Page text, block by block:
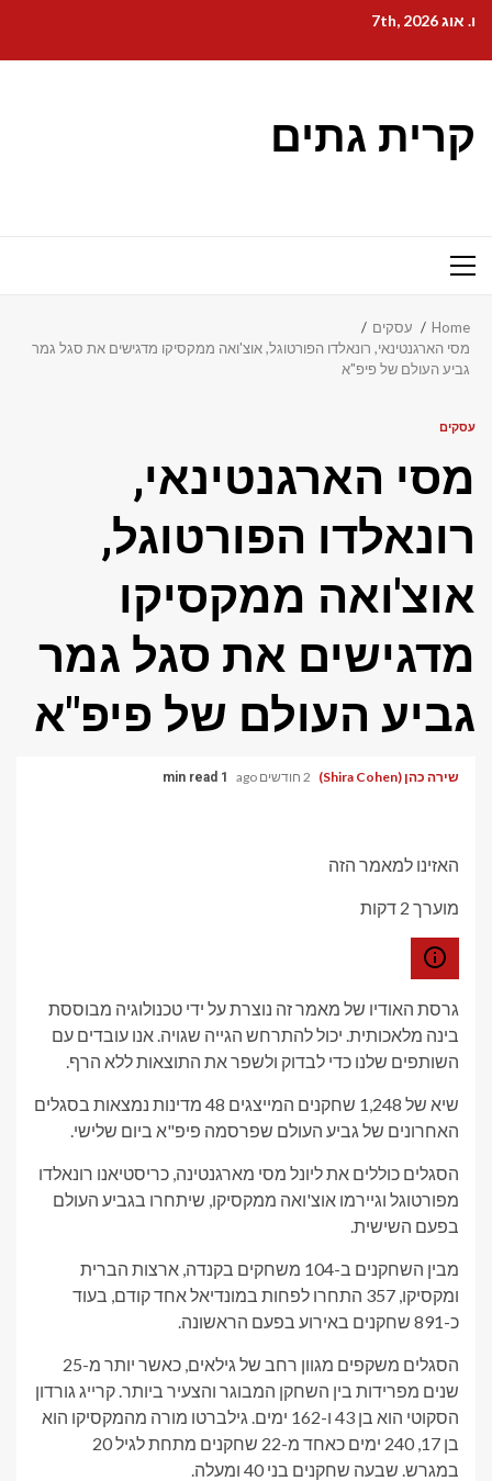
content
ו. אוג 7th, 2026
קרית גתים
Primary
Home
עסקים
מסי הארגנטינאי, רונאלדו הפורטוגל, אוצ'ואה ממקסיקו מדגישים את סגל גמר
גביע העולם של פיפ"א
עסקים
מסי הארגנטינאי,
רונאלדו הפורטוגל,
אוצ'ואה ממקסיקו
מדגישים את סגל גמר
גביע העולם של פיפ"א
שירה כהן (Shira Cohen) 2 חודשים ago 1 min read
האזינו למאמר הזה
מוערך 2 דקות
גרסת האודיו של מאמר זה נוצרת על ידי טכנולוגיה מבוססת
בינה מלאכותית. יכול להתרחש הגייה שגויה. אנו עובדים עם
השותפים שלנו כדי לבדוק ולשפר את התוצאות ללא הרף.
שיא של 1,248 שחקנים המייצגים 48 מדינות נמצאות בסגלים
האחרונים של גביע העולם שפרסמה פיפ"א ביום שלישי.
הסגלים כוללים את ליונל מסי מארגנטינה, כריסטיאנו רונאלדו
מפורטוגל וגיירמו אוצ'ואה ממקסיקו, שיתחרו בגביע העולם
בפעם השישית.
מבין השחקנים ב-104 משחקים בקנדה, ארצות הברית
ומקסיקו, 357 התחרו לפחות במונדיאל אחד קודם, בעוד
כ-891 שחקנים באירוע בפעם הראשונה.
הסגלים משקפים מגוון רחב של גילאים, כאשר יותר מ-25
שנים מפרידות בין השחקן המבוגר והצעיר ביותר. קרייג גורדון
הסקוטי הוא בן 43 ו-162 ימים. גילברטו מורה מהמקסיקו הוא
בן 17, 240 ימים כאחד מ-22 שחקנים מתחת לגיל 20
במגרש. שבעה שחקנים בני 40 ומעלה.